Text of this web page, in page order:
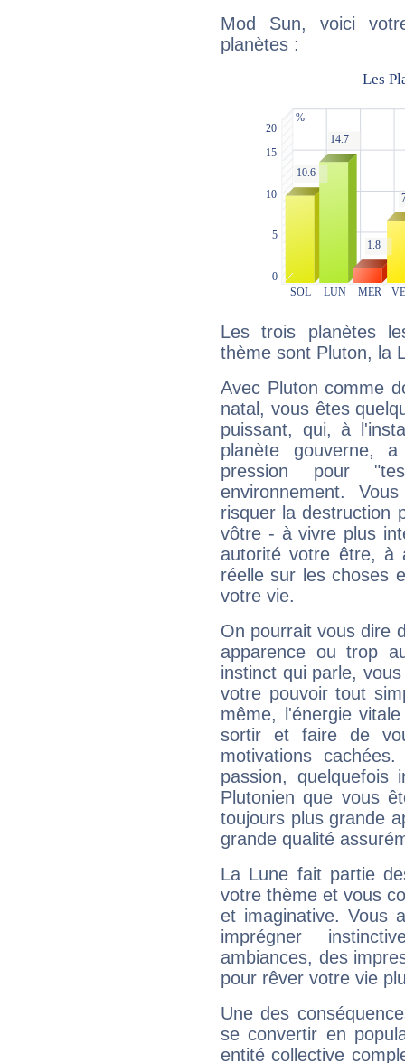
Mod Sun, voici
planètes :
Les trois planètes
thème sont Pluton, la
Avec Pluton comme
natal, vous êtes
puissant, qui, à
planète gouverne,
pression pour
environnement.
risquer la destruction
vôtre - à vivre plus
autorité votre être, à
réelle sur les choses
votre vie.
On pourrait vous dire
apparence ou trop
instinct qui parle,
votre pouvoir tout
même, l'énergie
sortir et faire de
motivations
passion, quelquefois
Plutonien que vous
toujours plus grande
grande qualité
La Lune fait partie
votre thème et vous
et imaginative. Vous
imprégner
ambiances, des
pour rêver votre vie
Une des
se convertir en
entité collective